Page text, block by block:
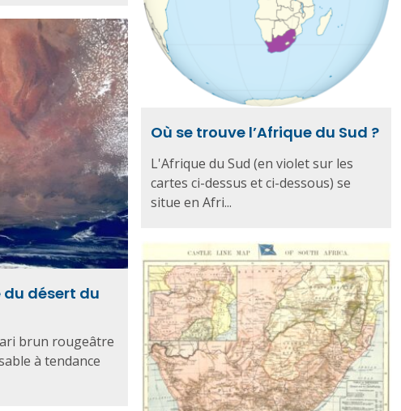
Où se trouve l’Afrique du Sud ?
L'Afrique du Sud (en violet sur les
cartes ci-dessus et ci-dessous) se
situe en Afri...
désert du
brun rougeâtre
à tendance